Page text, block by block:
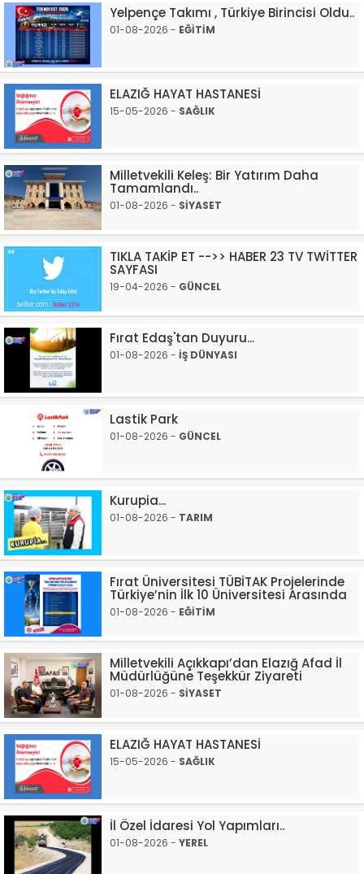
Yelpençe Takımı , Türkiye Birincisi Oldu..
01-08-2026 - EĞİTİM
ELAZIĞ HAYAT HASTANESİ
15-05-2026 - SAĞLIK
Milletvekili Keleş: Bir Yatırım Daha
Tamamlandı..
01-08-2026 - SİYASET
TIKLA TAKİP ET -->> HABER 23 TV TWİTTER
SAYFASI
19-04-2026 - GÜNCEL
Fırat Edaş'tan Duyuru...
01-08-2026 - İŞ DÜNYASI
Lastik Park
01-08-2026 - GÜNCEL
Kurupia...
01-08-2026 - TARIM
Fırat Üniversitesi TÜBİTAK Projelerinde
Türkiye’nin İlk 10 Üniversitesi Arasında
01-08-2026 - EĞİTİM
Milletvekili Açıkkapı’dan Elazığ Afad İl
Müdürlüğüne Teşekkür Ziyareti
01-08-2026 - SİYASET
ELAZIĞ HAYAT HASTANESİ
15-05-2026 - SAĞLIK
İl Özel İdaresi Yol Yapımları..
01-08-2026 - YEREL